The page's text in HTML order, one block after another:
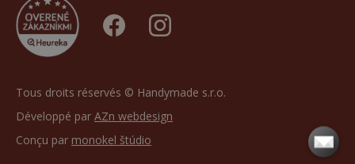
Tous droits réservés © Handymade s.r.o.
Développé par AZn webdesign
Conçu par monokel štúdio